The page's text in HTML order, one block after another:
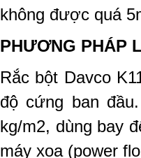
không được quá
PHƯƠNG PHÁP
Rắc bột Davco
độ cứng ban
kg/m2, dùng bay
máy xoa (power